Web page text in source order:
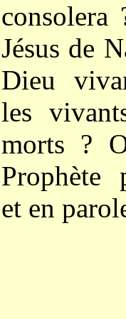
Jésus de
Dieu
les
morts ?
Prophète
et en